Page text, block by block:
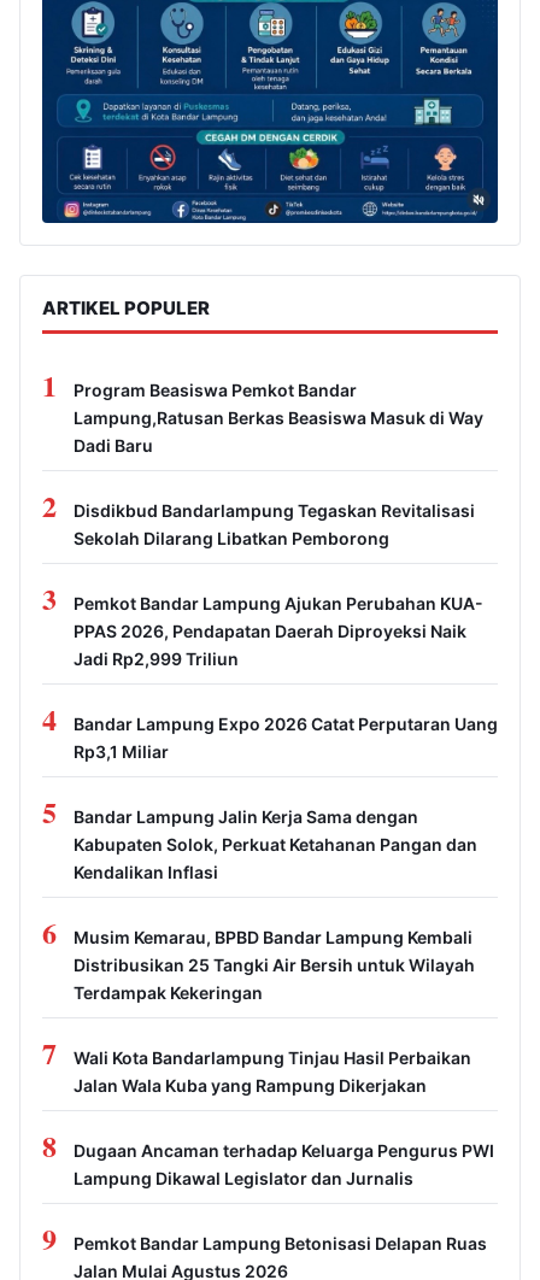
ARTIKEL POPULER
1
Program Beasiswa Pemkot Bandar
Lampung,Ratusan Berkas Beasiswa Masuk di Way
Dadi Baru
2
Disdikbud Bandarlampung Tegaskan Revitalisasi
Sekolah Dilarang Libatkan Pemborong
3
Pemkot Bandar Lampung Ajukan Perubahan KUA-
PPAS 2026, Pendapatan Daerah Diproyeksi Naik
Jadi Rp2,999 Triliun
4
Bandar Lampung Expo 2026 Catat Perputaran Uang
Rp3,1 Miliar
5
Bandar Lampung Jalin Kerja Sama dengan
Kabupaten Solok, Perkuat Ketahanan Pangan dan
Kendalikan Inflasi
6
Musim Kemarau, BPBD Bandar Lampung Kembali
Distribusikan 25 Tangki Air Bersih untuk Wilayah
Terdampak Kekeringan
7
Wali Kota Bandarlampung Tinjau Hasil Perbaikan
Jalan Wala Kuba yang Rampung Dikerjakan
8
Dugaan Ancaman terhadap Keluarga Pengurus PWI
Lampung Dikawal Legislator dan Jurnalis
9
Pemkot Bandar Lampung Betonisasi Delapan Ruas
Jalan Mulai Agustus 2026